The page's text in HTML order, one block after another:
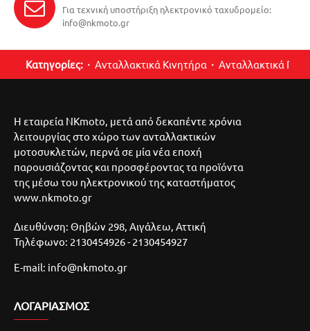
Για τεχνική υποστήριξη ηλεκτρονικό ταχυδρομείο:
info@nkmoto.gr
Κατηγορίες: Ανταλλακτικά Κινητήρα Ανταλλακτικά
Η εταιρεία NKmoto, μετά από δεκαπέντε χρόνια
λειτουργίας στο χώρο των ανταλλακτικών
μοτοσυκλετών, περνά σε μία νέα εποχή
παρουσιάζοντας και προσφέροντας τα προϊόντα
της μέσω του ηλεκτρονικού της καταστήματος
www.nkmoto.gr
Διευθύνση: Θηβών 298, Αιγάλεω, Αττική
Τηλέφωνο: 2130454926 - 2130454927
E-mail: info@nkmoto.gr
ΛΟΓΑΡΙΑΣΜΌΣ